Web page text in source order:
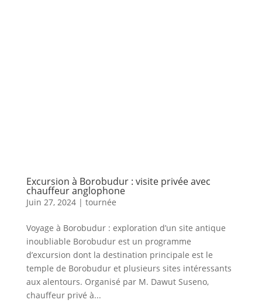
Excursion à Borobudur : visite privée avec
chauffeur anglophone
Juin 27, 2024| tournée
Voyage à Borobudur : exploration d’un site antique
inoubliable Borobudur est un programme
d’excursion dont la destination principale est le
temple de Borobudur et plusieurs sites intéressants
aux alentours. Organisé par M. Dawut Suseno,
chauffeur privé à...